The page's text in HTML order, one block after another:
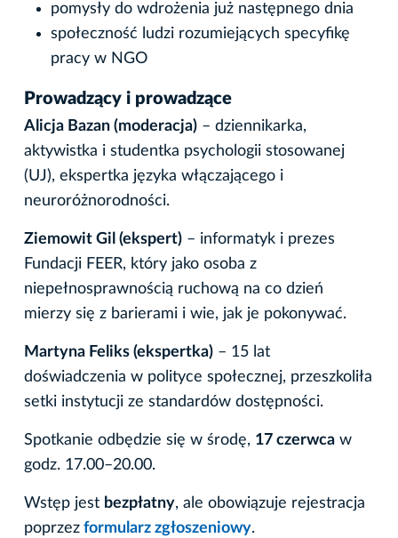
pomysły do wdrożenia już następnego dnia
społeczność ludzi rozumiejących specyfikę
pracy w NGO
Prowadzący i prowadzące
Alicja Bazan (moderacja) – dziennikarka,
aktywistka i studentka psychologii stosowanej
(UJ), ekspertka języka włączającego i
neuroróżnorodności.
Ziemowit Gil (ekspert) – informatyk i prezes
Fundacji FEER, który jako osoba z
niepełnosprawnością ruchową na co dzień
mierzy się z barierami i wie, jak je pokonywać.
Martyna Feliks (ekspertka) – 15 lat
doświadczenia w polityce społecznej, przeszkoliła
setki instytucji ze standardów dostępności.
Spotkanie odbędzie się w środę, 17 czerwca w
godz. 17.00–20.00.
Wstęp jest bezpłatny, ale obowiązuje rejestracja
poprzez formularz zgłoszeniowy.